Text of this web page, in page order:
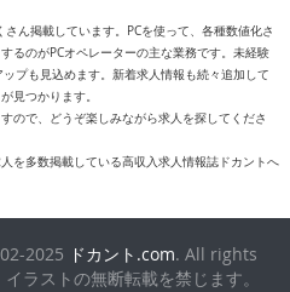
ん掲載しています。PCを使って、各種数値化さ
るのがPCオペレーターの主な業務です。未経験
プも見込めます。新着求人情報も続々追加して
見つかります。
ので、どうぞ楽しみながら求人を探してくださ
を多数掲載している高収入求人情報誌ドカントへ
2025 ドカント.com. All rights
ラストの無断転載を禁じます。